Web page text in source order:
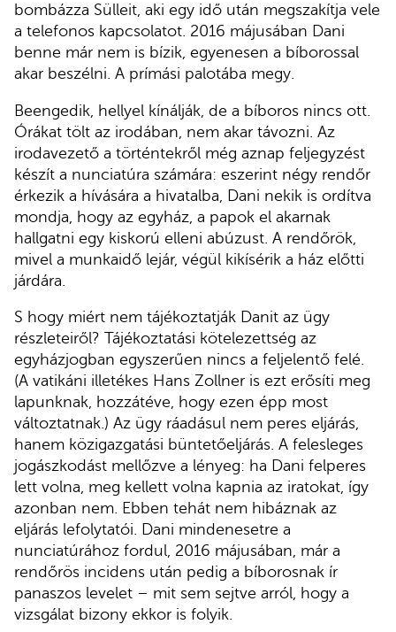
bombázza Sülleit, aki egy idő után megszakítja vele
a telefonos kapcsolatot. 2016 májusában Dani
benne már nem is bízik, egyenesen a bíborossal
akar beszélni. A prímási palotába megy.
Beengedik, hellyel kínálják, de a bíboros nincs ott.
Órákat tölt az irodában, nem akar távozni. Az
irodavezető a történtekről még aznap feljegyzést
készít a nunciatúra számára: eszerint négy rendőr
érkezik a hívására a hivatalba, Dani nekik is ordítva
mondja, hogy az egyház, a papok el akarnak
hallgatni egy kiskorú elleni abúzust. A rendőrök,
mivel a munkaidő lejár, végül kikísérik a ház előtti
járdára.
S hogy miért nem tájékoztatják Danit az ügy
részleteiről? Tájékoztatási kötelezettség az
egyházjogban egyszerűen nincs a feljelentő felé.
(A vatikáni illetékes Hans Zollner is ezt erősíti meg
lapunknak, hozzátéve, hogy ezen épp most
változtatnak.) Az ügy ráadásul nem peres eljárás,
hanem közigazgatási büntetőeljárás. A felesleges
jogászkodást mellőzve a lényeg: ha Dani felperes
lett volna, meg kellett volna kapnia az iratokat, így
azonban nem. Ebben tehát nem hibáznak az
eljárás lefolytatói. Dani mindenesetre a
nunciatúrához fordul, 2016 májusában, már a
rendőrös incidens után pedig a bíborosnak ír
panaszos levelet – mit sem sejtve arról, hogy a
vizsgálat bizony ekkor is folyik.